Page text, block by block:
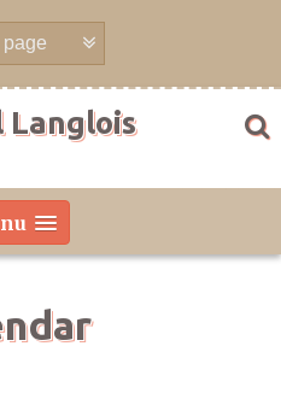
Langlois